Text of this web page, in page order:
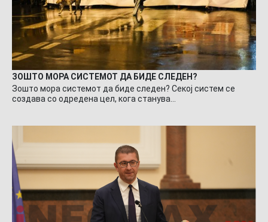
ЗОШТО МОРА СИСТЕМОТ ДА БИДЕ СЛЕДЕН?
Зошто мора системот да биде следен? Секој систем се
создава со одредена цел, кога станува…